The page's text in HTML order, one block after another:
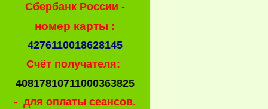
Сбербанк России -
номер карты :
4276110018628145
Счёт получателя:
40817810711000363825
- для оплаты сеансов.